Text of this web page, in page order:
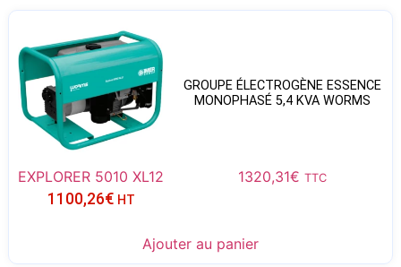
GROUPE ÉLECTROGÈNE ESSENCE
MONOPHASÉ 5,4 KVA WORMS
EXPLORER 5010 XL12 1320,31€ TTC
1100,26€ HT
Ajouter au panier